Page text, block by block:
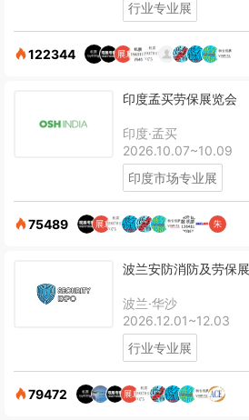
行业专业展
122344
印度孟买劳保展览会
印度·孟买
2026.10.07~10.09
印度市场专业展
75489
波兰安防消防及劳保
波兰·华沙
2026.12.01~12.03
行业专业展
79472